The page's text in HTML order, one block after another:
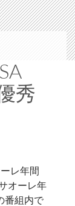
秀
レ年間
オーレ年
番組内で